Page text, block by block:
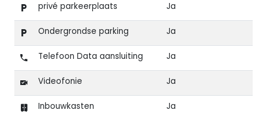
privé parkeerplaats Ja
Ondergrondse parking Ja
Telefoon Data aansluiting Ja
Videofonie Ja
Inbouwkasten Ja